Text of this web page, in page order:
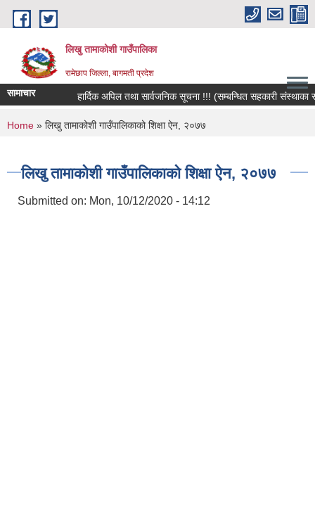
Skip to main content
लिखु तामाकोशी गाउँपालिका
रामेछाप जिल्ला, बागमती प्रदेश
सामाचार हार्दिक अपिल तथा सार्वजनिक सूचना !!! (सम्बन्धित सहकारी संस्थाका
You are here
Home » लिखु तामाकोशी गाउँपालिकाको शिक्षा ऐन, २०७७
लिखु तामाकोशी गाउँपालिकाको शिक्षा ऐन, २०७७
Submitted on: Mon, 10/12/2020 - 14:12